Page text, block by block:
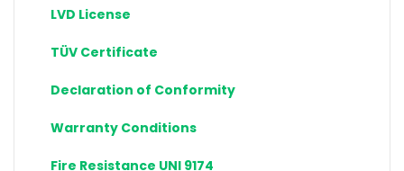
LVD License
TÜV Certificate
Declaration of Conformity
Warranty Conditions
Fire Resistance UNI 9174